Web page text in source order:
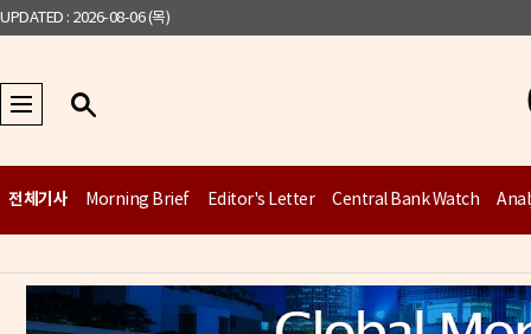
UPDATED : 2026-08-06 (목)
전체기사 Morning Brief Editor's Letter Central Bank Watch